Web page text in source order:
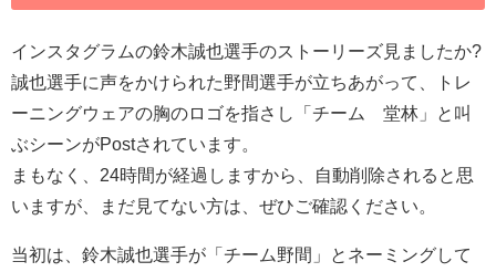
インスタグラムの鈴木誠也選手のストーリーズ見ましたか?
誠也選手に声をかけられた野間選手が立ちあがって、トレ
ーニングウェアの胸のロゴを指さし「チーム 堂林」と叫
ぶシーンがPostされています。
まもなく、24時間が経過しますから、自動削除されると思
いますが、まだ見てない方は、ぜひご確認ください。
当初は、鈴木誠也選手が「チーム野間」とネーミングして